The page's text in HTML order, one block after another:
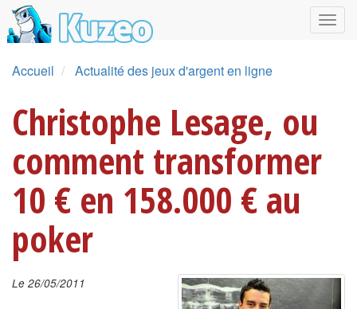
Accueil Actualité des jeux d'argent en ligne
Christophe Lesage, ou
comment transformer
10 € en 158.000 € au
poker
Le 26/05/2011